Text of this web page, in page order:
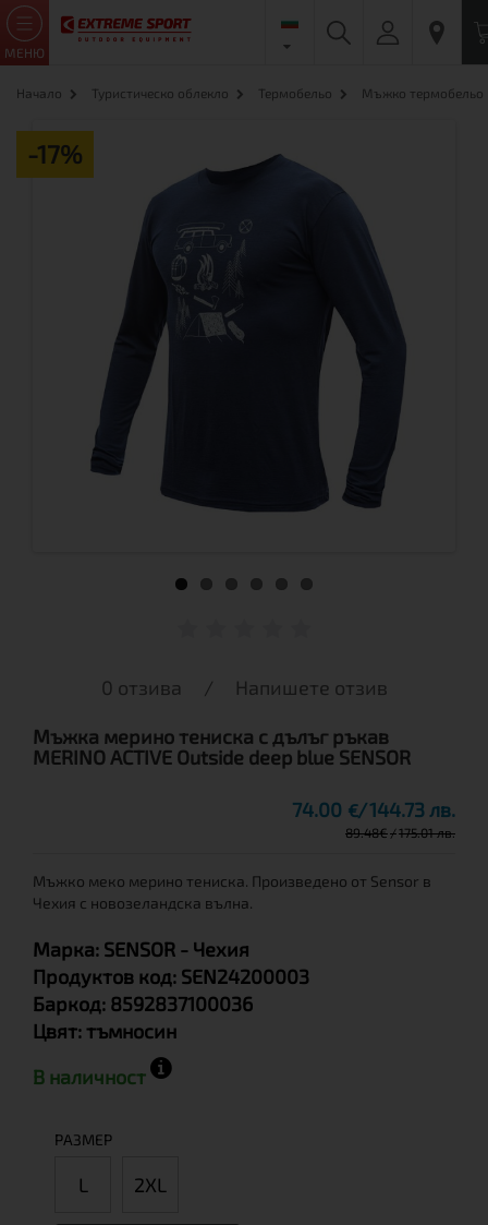
МЕНЮ
Начало Туристическо облекло Термобельо Мъжко термобельо
-17%
0 отзива / Напишете отзив
Мъжка мерино тениска с дълъг ръкав
MERINO ACTIVE Outside deep blue SENSOR
74.00 € 144.73 лв.
89.48€ 175.01 лв.
Мъжко меко мерино тениска. Произведено от Sensor в
Чехия с новозеландска вълна.
Марка: SENSOR - Чехия
Продуктов код: SEN24200003
Баркод: 8592837100036
Цвят:тъмносин
В наличност
РАЗМЕР
L 2XL